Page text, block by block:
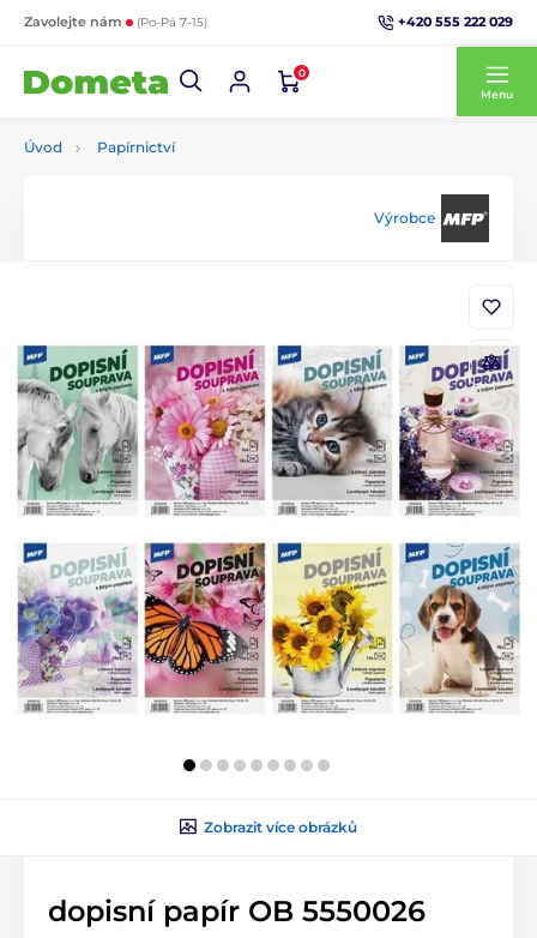
Zavolejte nám (Po-Pá 7-15) +420 555 222 029
0
Menu
Úvod Papírnictví
Výrobce
Zobrazit více obrázků
dopisní papír OB 5550026